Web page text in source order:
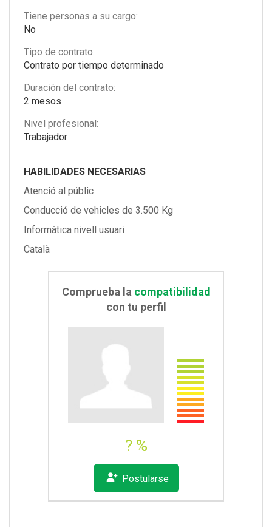
Tiene personas a su cargo:
No
Tipo de contrato:
Contrato por tiempo determinado
Duración del contrato:
2 mesos
Nivel profesional:
Trabajador
HABILIDADES NECESARIAS
Atenció al públic
Conducció de vehicles de 3.500 Kg
Informàtica nivell usuari
Català
Comprueba la compatibilidad
con tu perfil
? %
Postularse